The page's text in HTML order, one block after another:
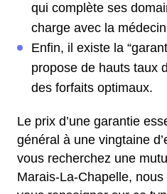
qui complète ses
charge avec la
Enfin, il existe la
propose de hauts taux
des forfaits optimaux.
Le prix d’une garantie
général à une vingtaine
vous recherchez une
Marais-La-Chapelle,